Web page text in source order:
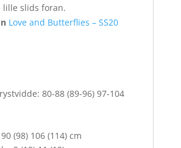
lille slids foran.
Love and Butterflies – SS20
80-88 (89-96) 97-104
(98) 106 (114) cm